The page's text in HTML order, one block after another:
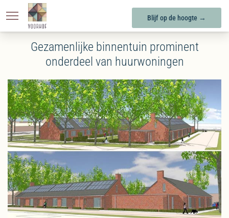
Blijf op de hoogte →
Gezamenlijke binnentuin prominent
onderdeel van huurwoningen
BERKEL-ENSCHOT